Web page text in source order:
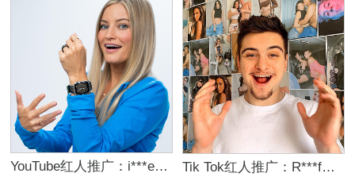
YouTube红人推广：i***e｜美国 科技女博主 Tik Tok红人推广：R***f｜巴西 生活娱乐